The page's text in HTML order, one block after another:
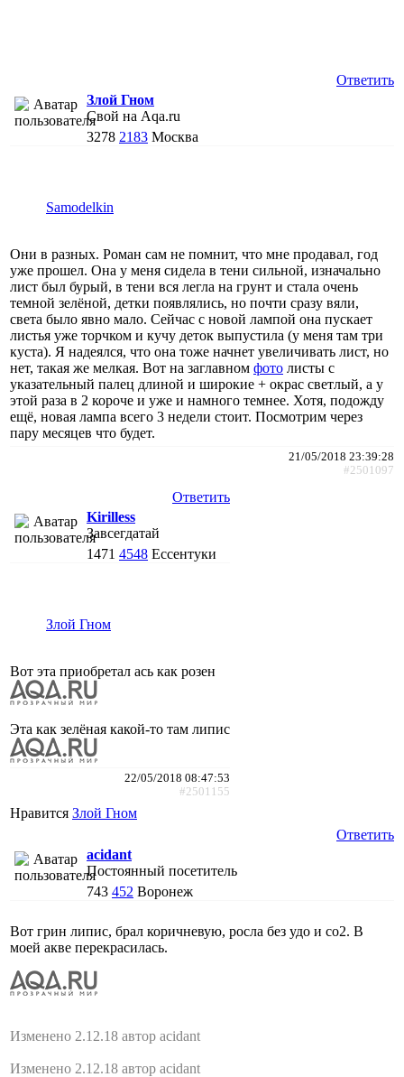
Ответить
Злой Гном
Свой на Aqa.ru
3278 2183 Москва
Samodelkin
Они в разных. Роман сам не помнит, что мне продавал, год
уже прошел. Она у меня сидела в тени сильной, изначально
лист был бурый, в тени вся легла на грунт и стала очень
темной зелёной, детки появлялись, но почти сразу вяли,
света было явно мало. Сейчас с новой лампой она пускает
листья уже торчком и кучу деток выпустила (у меня там три
куста). Я надеялся, что она тоже начнет увеличивать лист, но
нет, такая же мелкая. Вот на заглавном фото листы с
указательный палец длиной и широкие + окрас светлый, а у
этой раза в 2 короче и уже и намного темнее. Хотя, подожду
ещё, новая лампа всего 3 недели стоит. Посмотрим через
пару месяцев что будет.
21/05/2018 23:39:28
#2501097
Ответить
Kirilless
Завсегдатай
1471 4548 Ессентуки
Злой Гном
Вот эта приобретал ась как розен
Эта как зелёная какой-то там липис
22/05/2018 08:47:53
#2501155
Нравится Злой Гном
Ответить
acidant
Постоянный посетитель
743 452 Воронеж
Вот грин липис, брал коричневую, росла без удо и со2. В
моей акве перекрасилась.
Изменено 2.12.18 автор acidant
Изменено 2.12.18 автор acidant